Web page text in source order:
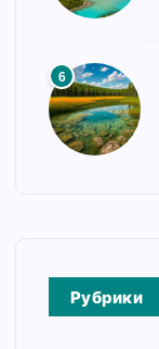
6
Рубрики